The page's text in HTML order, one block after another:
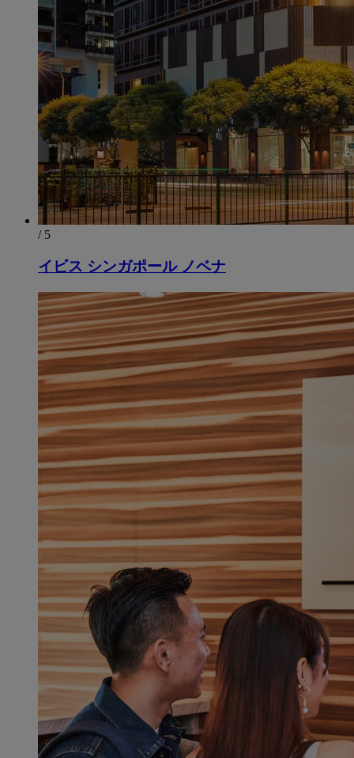
/ 5
イビス シンガポール ノベナ